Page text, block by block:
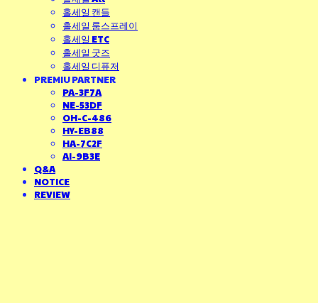
홀세일 캔들
홀세일 룸스프레이
홀세일 ETC
홀세일 굿즈
홀세일 디퓨저
PREMIU PARTNER
PA-3F7A
NE-53DF
OH-C-486
HY-EB88
HA-7C2F
AI-9B3E
Q&A
NOTICE
REVIEW